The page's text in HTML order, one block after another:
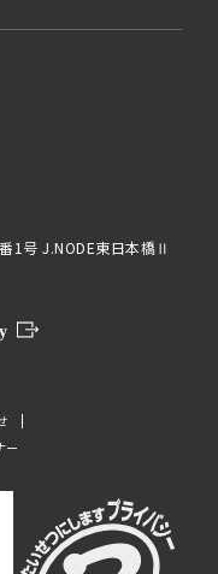
1号 J.NODE東日本橋Ⅱ
ー